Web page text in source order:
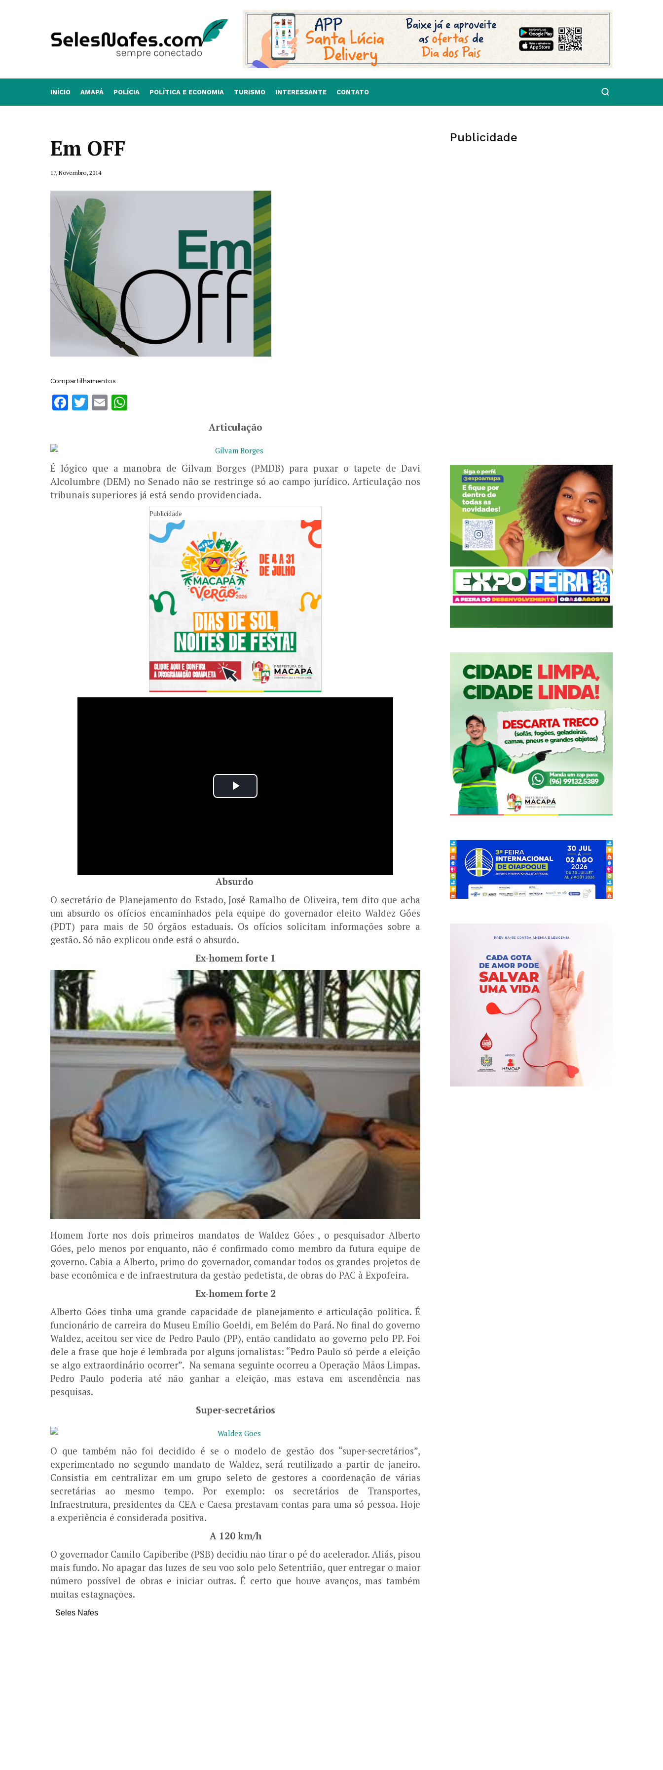
INÍCIO AMAPÁ POLÍCIA POLÍTICA E ECONOMIA TURISMO INTERESSANTE CONTATO
Em OFF
17, Novembro, 2014
Compartilhamentos
Facebook
Twitter
Email
Articulação
É lógico que a manobra de Gilvam Borges (PMDB) para puxar o tapete de Davi
Alcolumbre (DEM) no Senado não se restringe só ao campo jurídico. Articulação nos
tribunais superiores já está sendo providenciada.
Publicidade
Absurdo
O secretário de Planejamento do Estado, José Ramalho de Oliveira, tem dito que acha
um absurdo os ofícios encaminhados pela equipe do governador eleito Waldez Góes
(PDT) para mais de 50 órgãos estaduais. Os ofícios solicitam informações sobre a
gestão. Só não explicou onde está o absurdo.
Ex-homem forte 1
Homem forte nos dois primeiros mandatos de Waldez Góes , o pesquisador Alberto
Góes, pelo menos por enquanto, não é confirmado como membro da futura equipe de
governo. Cabia a Alberto, primo do governador, comandar todos os grandes projetos de
base econômica e de infraestrutura da gestão pedetista, de obras do PAC à Expofeira.
Ex-homem forte 2
Alberto Góes tinha uma grande capacidade de planejamento e articulação política. É
funcionário de carreira do Museu Emílio Goeldi, em Belém do Pará. No final do governo
Waldez, aceitou ser vice de Pedro Paulo (PP), então candidato ao governo pelo PP. Foi
dele a frase que hoje é lembrada por alguns jornalistas: “Pedro Paulo só perde a eleição
se algo extraordinário ocorrer”. Na semana seguinte ocorreu a Operação Mãos Limpas.
Pedro Paulo poderia até não ganhar a eleição, mas estava em ascendência nas
pesquisas.
Super-secretários
O que também não foi decidido é se o modelo de gestão dos “super-secretários”,
experimentado no segundo mandato de Waldez, será reutilizado a partir de janeiro.
Consistia em centralizar em um grupo seleto de gestores a coordenação de várias
secretárias ao mesmo tempo. Por exemplo: os secretários de Transportes,
Infraestrutura, presidentes da CEA e Caesa prestavam contas para uma só pessoa. Hoje
a experiência é considerada positiva.
A 120 km/h
O governador Camilo Capiberibe (PSB) decidiu não tirar o pé do acelerador. Aliás, pisou
mais fundo. No apagar das luzes de seu voo solo pelo Setentrião, quer entregar o maior
número possível de obras e iniciar outras. É certo que houve avanços, mas também
muitas estagnações.
Seles Nafes
Publicidade